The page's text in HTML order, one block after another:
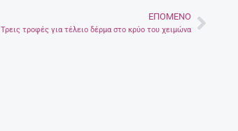
ΕΠΌΜΕΝΟ
Τρεις τροφές για τέλειο δέρμα στο κρύο του χειμώναNext